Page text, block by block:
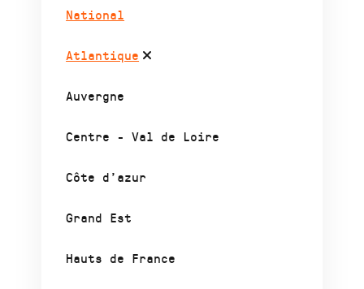
National
Atlantique
Auvergne
Centre - Val de Loire
Côte d’azur
Grand Est
Hauts de France